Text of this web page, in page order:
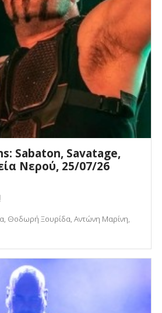
Sabaton, Savatage,
Νερού, 25/07/26
Θοδωρή Ξουρίδα, Αντώνη Μαρίνη,